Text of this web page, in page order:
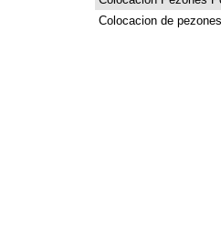
Colocacion de